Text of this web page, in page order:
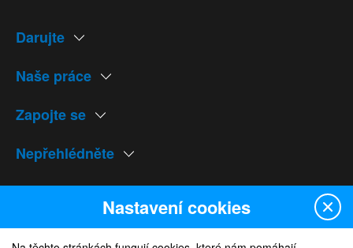
Darujte
Naše práce
Zapojte se
Nepřehlédněte
Naše weby
Nastavení cookies